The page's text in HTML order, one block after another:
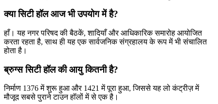
क्या सिटी हॉल आज भी उपयोग में है?
हाँ। यह नगर परिषद की बैठकें, शादियाँ और आधिकारिक समारोह आयोजित
करता रहता है, साथ ही यह एक सार्वजनिक संग्रहालय के रूप में भी संचालित
होता है।
ब्रुग्स सिटी हॉल की आयु कितनी है?
निर्माण 1376 में शुरू हुआ और 1421 में पूरा हुआ, जिससे यह लो कंट्रीज़ में
मौजूद सबसे पुराने टाउन हॉलों में से एक है।